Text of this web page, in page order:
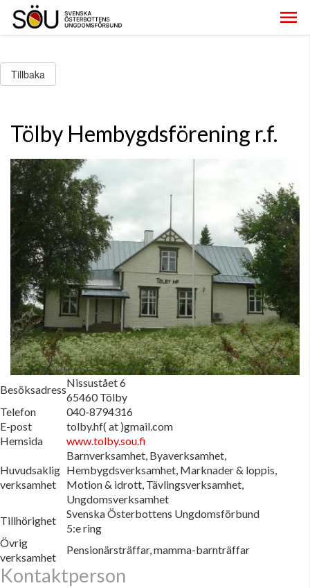
Tillbaka
Tölby Hembygdsförening r.f.
Besöksadress
Nissustået 6
65460 Tölby
Telefon
040-8794316
E-post
tolby.hf( at )gmail.com
Hemsida
www.tolby.sou.fi
Huvudsaklig
verksamhet
Barnverksamhet, Byaverksamhet,
Hembygdsverksamhet, Marknader & loppis,
Motion & idrott, Tävlingsverksamhet,
Ungdomsverksamhet
Tillhörighet
Svenska Österbottens Ungdomsförbund
5:e ring
Övrig
verksamhet
Pensionärsträffar, mamma-barnträffar
Kontaktperson